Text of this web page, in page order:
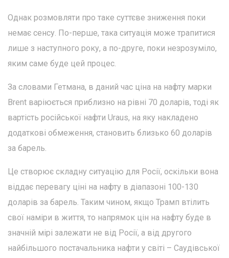
Однак розмовляти про таке суттєве зниження поки
немає сенсу. По-перше, така ситуація може трапитися
лише з наступного року, а по-друге, поки незрозуміло,
яким саме буде цей процес.
За словами Гетмана, в даний час ціна на нафту марки
Brent варіюється приблизно на рівні 70 доларів, тоді як
вартість російської нафти Uraus, на яку накладено
додаткові обмеження, становить близько 60 доларів
за барель.
Це створює складну ситуацію для Росії, оскільки вона
віддає перевагу ціні на нафту в діапазоні 100-130
доларів за барель. Таким чином, якщо Трамп втілить
свої наміри в життя, то напрямок цін на нафту буде в
значній мірі залежати не від Росії, а від другого
найбільшого постачальника нафти у світі – Саудівської